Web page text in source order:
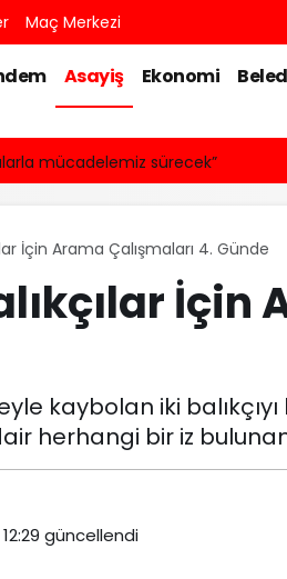
Maç Merkezi
Asayiş Ekonomi
mücadelemiz sürecek”
İçin Arama Çalışmaları 4. Günde
İçin
kaybolan iki
herhangi bir iz
güncellendi